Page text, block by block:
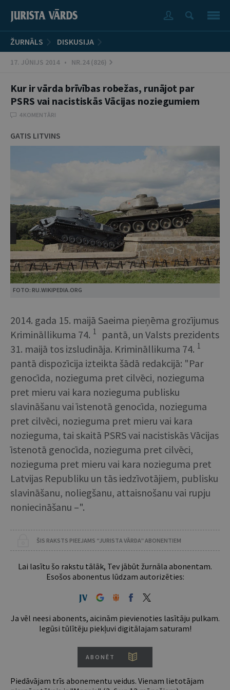
ŽURNĀLS DISKUSIJA
17. JŪNIJS 2014 • NR.24 (826)
Kur ir vārda brīvības robežas, runājot par
PSRS vai nacistiskās Vācijas noziegumiem
4 KOMENTĀRI
GATIS LITVINS
FOTO: RU.WIKIPEDIA.ORG
2014. gada 15. maijā Saeima pieņēma grozījumus
Krimināllikuma 74. 1
pantā, un Valsts prezidents
31. maijā tos izsludināja. Krimināllikuma 74. 1
pantā dispozīcija izteikta šādā redakcijā: "Par
genocīda, nozieguma pret cilvēci, nozieguma
pret mieru vai kara nozieguma publisku
slavināšanu vai īstenotā genocīda, nozieguma
pret cilvēci, nozieguma pret mieru vai kara
nozieguma, tai skaitā PSRS vai nacistiskās Vācijas
īstenotā genocīda, nozieguma pret cilvēci,
nozieguma pret mieru vai kara nozieguma pret
Latvijas Republiku un tās iedzīvotājiem, publisku
slavināšanu, noliegšanu, attaisnošanu vai rupju
noniecināšanu –".
ŠIS RAKSTS PIEEJAMS “JURISTA VĀRDA” ABONENTIEM
Lai lasītu šo rakstu tālāk, Tev jābūt žurnāla abonentam.
Esošos abonentus lūdzam autorizēties:
Ja vēl neesi abonents, aicinām pievienoties lasītāju pulkam.
Iegūsi tūlītēju piekļuvi digitālajam saturam!
ABONĒT
Piedāvājam trīs abonementu veidus. Vienam lietotājam